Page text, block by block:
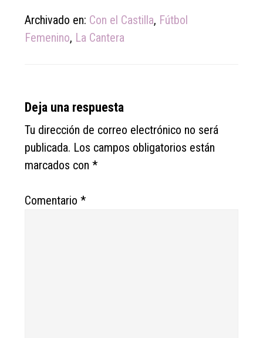
Archivado en: Con el Castilla, Fútbol
Femenino, La Cantera
Reader
Interactions
Deja una respuesta
Tu dirección de correo electrónico no será
publicada. Los campos obligatorios están
marcados con*
Comentario*